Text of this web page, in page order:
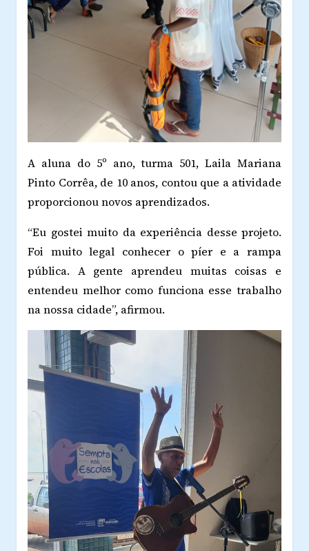
A aluna do 5º ano, turma 501, Laila Mariana
Pinto Corrêa, de 10 anos, contou que a atividade
proporcionou novos aprendizados.
“Eu gostei muito da experiência desse projeto.
Foi muito legal conhecer o píer e a rampa
pública. A gente aprendeu muitas coisas e
entendeu melhor como funciona esse trabalho
na nossa cidade”, afirmou.